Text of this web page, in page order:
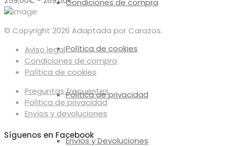
Condiciones de compra
Política de cookies
Política de privacidad
Envíos y Devoluciones
variantes.
opciones
se
pueden
elegir
en
página
de
producto
desde
259,00€
hasta
269,00€
© Copyright 2026 Adaptada por Carazos.
Aviso legal
Condiciones de compra
Política de cookies
Preguntas frecuentes
Política de privacidad
Envíos y devoluciones
Síguenos en Facebook